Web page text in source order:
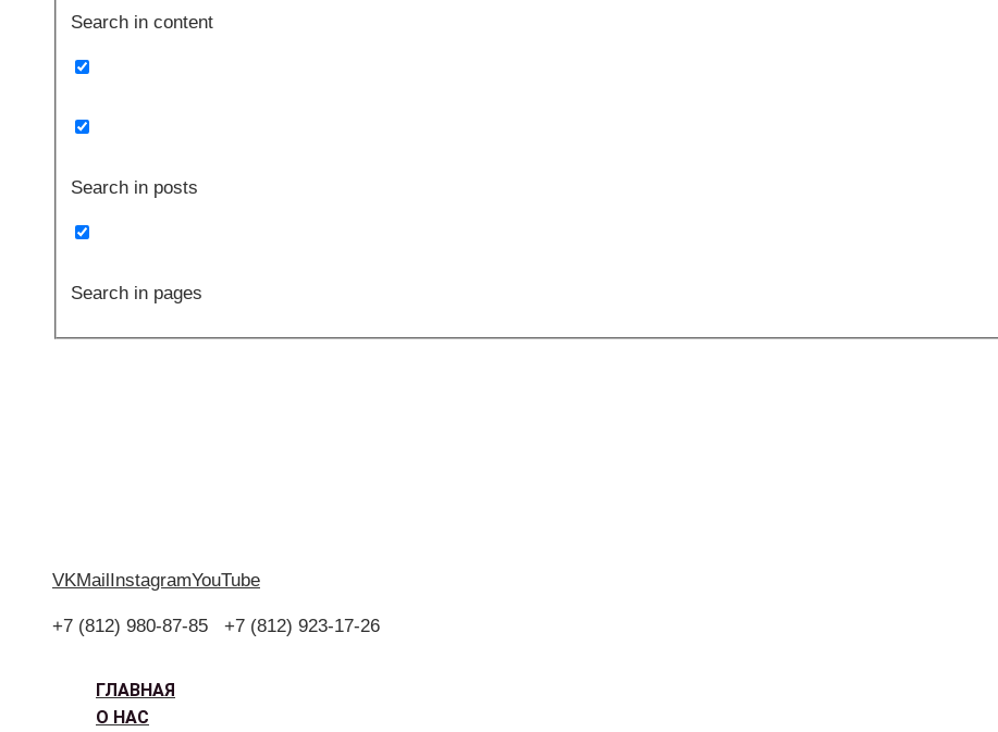
Search in content
Search in posts
Search in pages
VKMailInstagramYouTube
+7 (812) 980-87-85 +7 (812) 923-17-26
ГЛАВНАЯ
О НАС